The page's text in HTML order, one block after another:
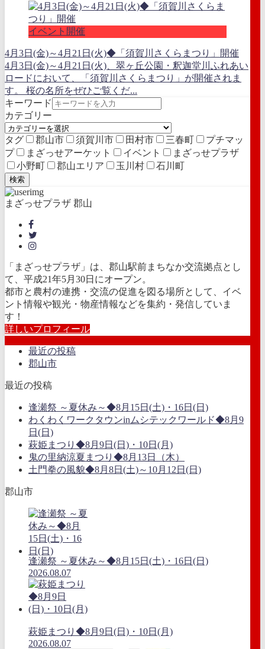
イベント開催
4月3日(金)～4月21日(火)◆「須賀川さくらまつり」開催
4月3日(金)～4月21日(火)、翠ヶ丘公園・釈迦堂川ふれあい
ロードにおいて、「須賀川さくらまつり」が開催されま
す。 桜の名所をぜひご覧くだ...
キーワード
カテゴリー
タグ 郡山市 須賀川市 田村市 三春町
プチマッ
プ
まざっせアーケット イベント
まざっせプラザ
小野町
郡山エリア 玉川村 石川町
検索
まざっせプラザ 郡山
「まざっせプラザ」は、郡山駅前まちなか交流拠点とし
て、平成21年5月30日にオープン。
都市と農村の連携・交流の促進を図る場所として、イベ
ント情報や観光・物産情報などを集約・発信していま
す！
詳しいプロフィール
最近の投稿
郡山市
最近の投稿
逢瀬祭 ～夏休み～◆8月15日(土)・16日(日)
わくわくワークタウンinムシテックワールド◆8月9
日(日)
萩姫まつり◆8月9日(日)・10日(月)
鬼の里納涼夏まつり◆8月13日（木）
土門拳の風貌◆8月8日(土)～10月12日(日)
郡山市
逢瀬祭 ～夏休み～◆8月15日(土)・16日(日)
2026.08.07
萩姫まつり◆8月9日(日)・10日(月)
2026.08.07